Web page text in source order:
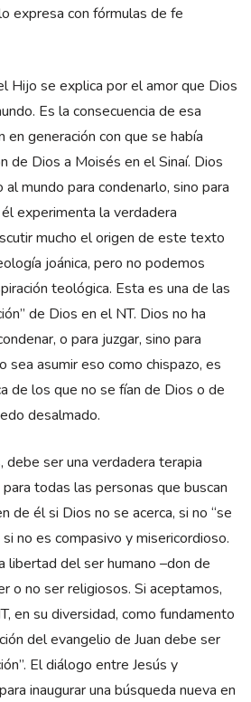
expresa con fórmulas de fe
Hijo se explica por el amor que Dios
Es la consecuencia de esa
generación con que se había
de Dios a Moisés en el Sinaí. Dios
mundo para condenarlo, sino para
experimenta la verdadera
mucho el origen de este texto
joánica, pero no podemos
teológica. Esta es una de las
de Dios en el NT. Dios no ha
o para juzgar, sino para
sea asumir eso como chispazo, es
de los que no se fían de Dios o de
desalmado.
debe ser una verdadera terapia
todas las personas que buscan
de él si Dios no se acerca, si no “se
no es compasivo y misericordioso.
libertad del ser humano –don de
o no ser religiosos. Si aceptamos,
en su diversidad, como fundamento
del evangelio de Juan debe ser
El diálogo entre Jesús y
inaugurar una búsqueda nueva en